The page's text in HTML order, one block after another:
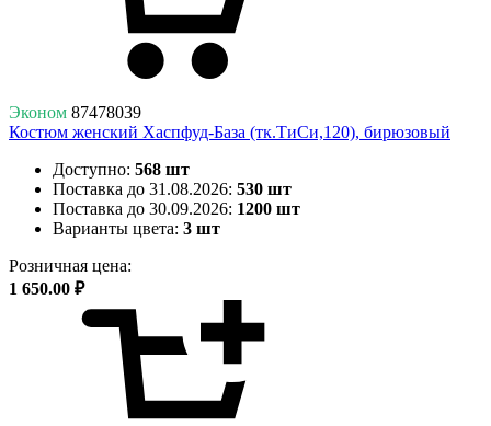
Эконом 87478039
Костюм женский Хаспфуд-База (тк.ТиСи,120), бирюзовый
Доступно: 568 шт
Поставка до 31.08.2026: 530 шт
Поставка до 30.09.2026: 1200 шт
Варианты цвета: 3 шт
Розничная цена:
1 650.00 ₽